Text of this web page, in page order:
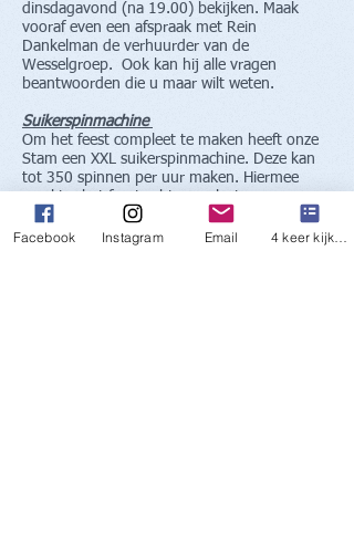
dinsdagavond (na 19.00) bekijken. Maak
vooraf even een afspraak met Rein
Dankelman de verhuurder van de
Wesselgroep. Ook kan hij alle vragen
beantwoorden die u maar wilt weten.
Suikerspinmachine
Om het feest compleet te maken heeft onze
Stam een XXL suikerspinmachine. Deze kan
tot 350 spinnen per uur maken. Hiermee
Wilt u hier meer over weten klik dan hier!
Facebook Instagram Email